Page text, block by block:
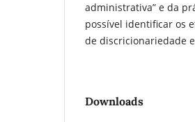
administrativa” e da
possível identificar os
de discricionariedade
Downloads